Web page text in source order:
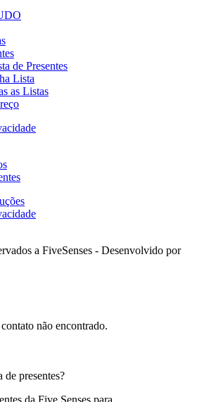
de Presentes
Lista
as Listas
a FiveSenses - Desenvolvido por
não encontrado.
de presentes?